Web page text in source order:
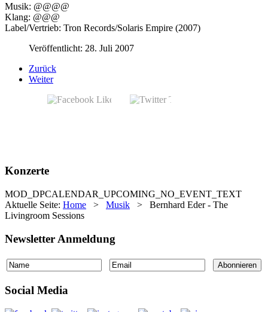
Musik: @@@@
Klang: @@@
Label/Vertrieb: Tron Records/Solaris Empire (2007)
Veröffentlicht: 28. Juli 2007
Zurück
Weiter
Konzerte
MOD_DPCALENDAR_UPCOMING_NO_EVENT_TEXT
Aktuelle Seite: Home > Musik > Bernhard Eder - The
Livingroom Sessions
Newsletter Anmeldung
Social Media